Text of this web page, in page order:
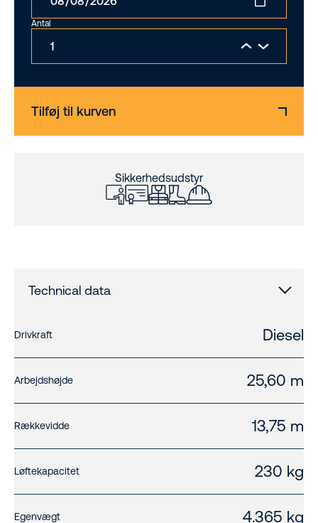
Antal
Tilføj til kurven
Sikkerhedsudstyr
Technical data
Drivkraft Diesel
Arbejdshøjde 25,60 m
Rækkevidde 13,75 m
Løftekapacitet 230 kg
Egenvægt 4.365 kg